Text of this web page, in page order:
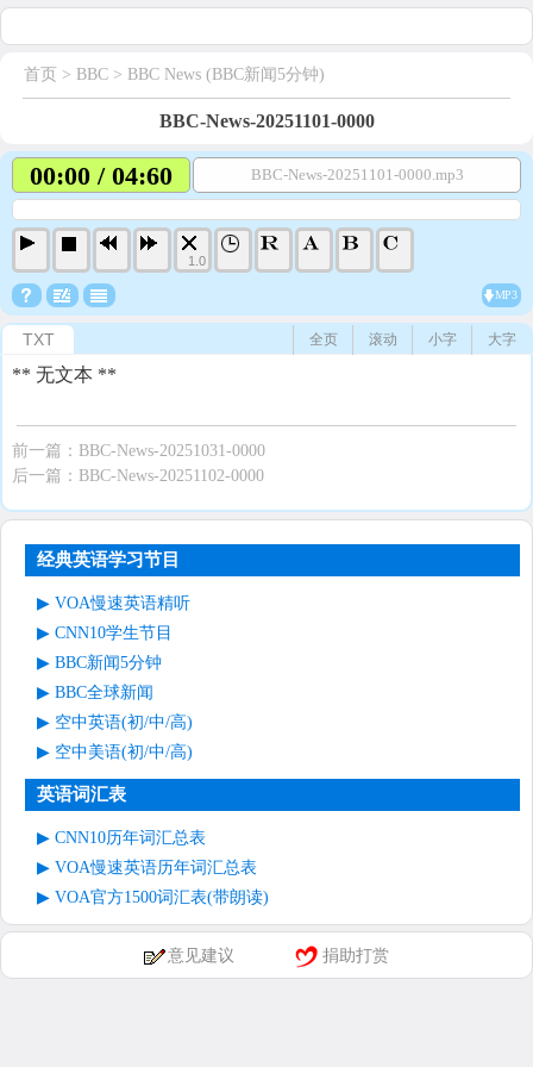
首页 > BBC > BBC News (BBC新闻5分钟)
BBC-News-20251101-0000
00:00 / 04:60 BBC-News-20251101-0000.mp3
1.0
MP3
TXT 大字
小字
滚动
全页
** 无文本 **
前一篇： BBC-News-20251031-0000
后一篇： BBC-News-20251102-0000
经典英语学习节目
VOA慢速英语精听
CNN10学生节目
BBC新闻5分钟
BBC全球新闻
空中英语(初/中/高)
空中美语(初/中/高)
英语词汇表
CNN10历年词汇总表
VOA慢速英语历年词汇总表
VOA官方1500词汇表(带朗读)
意见建议 捐助打赏